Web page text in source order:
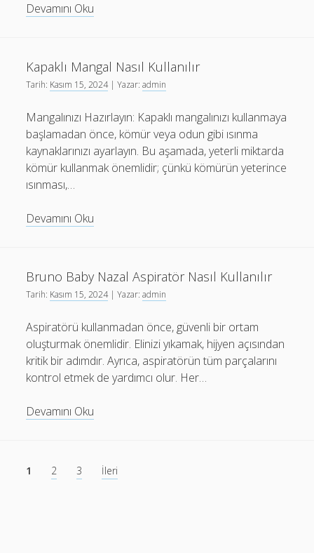
Devamını Oku
Nasıl
Kullanılır
Kapaklı Mangal Nasıl Kullanılır
Tarih: Kasım 15, 2024| Yazar:admin
Mangalınızı Hazırlayın: Kapaklı mangalınızı kullanmaya
başlamadan önce, kömür veya odun gibi ısınma
kaynaklarınızı ayarlayın. Bu aşamada, yeterli miktarda
kömür kullanmak önemlidir; çünkü kömürün yeterince
ısınması,…
Devamını Oku
Kullanılır
Bruno Baby Nazal Aspiratör Nasıl Kullanılır
Tarih: Kasım 15, 2024| Yazar:admin
Aspiratörü kullanmadan önce, güvenli bir ortam
oluşturmak önemlidir. Elinizi yıkamak, hijyen açısından
kritik bir adımdır. Ayrıca, aspiratörün tüm parçalarını
kontrol etmek de yardımcı olur. Her…
Devamını Oku
Nasıl
Yazı
sayfalaması
1 2 3 İleri